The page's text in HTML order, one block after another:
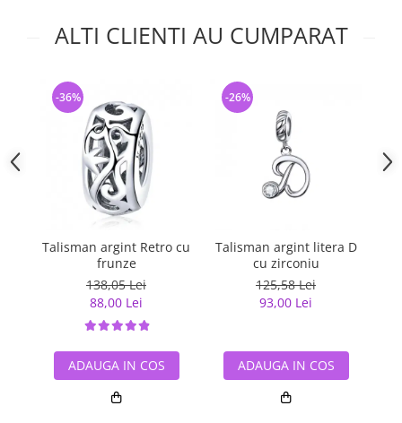
ALTI CLIENTI AU CUMPARAT
Talisman argint Retro cu
frunze
138,05 Lei
88,00 Lei
-36%
ADAUGA IN COS
Talisman argint litera D
cu zirconiu
125,58 Lei
93,00 Lei
-26%
ADAUGA IN COS